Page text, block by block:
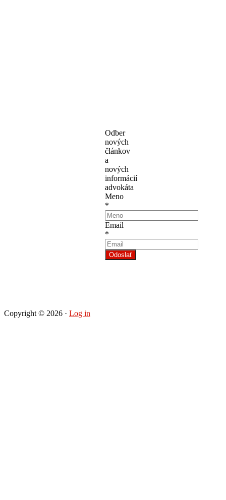
Odber
nových
článkov
a
nových
informácií
advokáta
Meno
*
Email
*
Odoslať
Copyright © 2026 · Log in